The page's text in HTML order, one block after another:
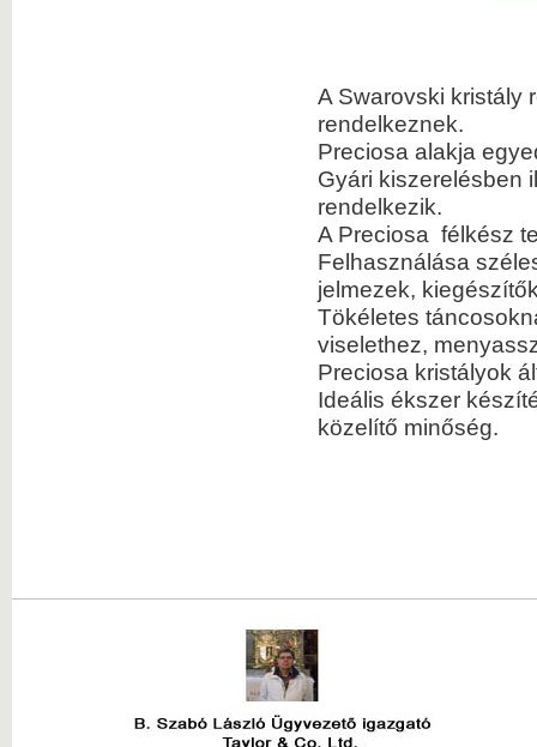
A Swarovski kristály
rendelkeznek.
Preciosa alakja
Gyári kiszerelésben
rendelkezik.
A Preciosa félkész
Felhasználása
jelmezek,
Tökéletes
viselethez,
Preciosa kristályok
Ideális ékszer
közelítő minőség.